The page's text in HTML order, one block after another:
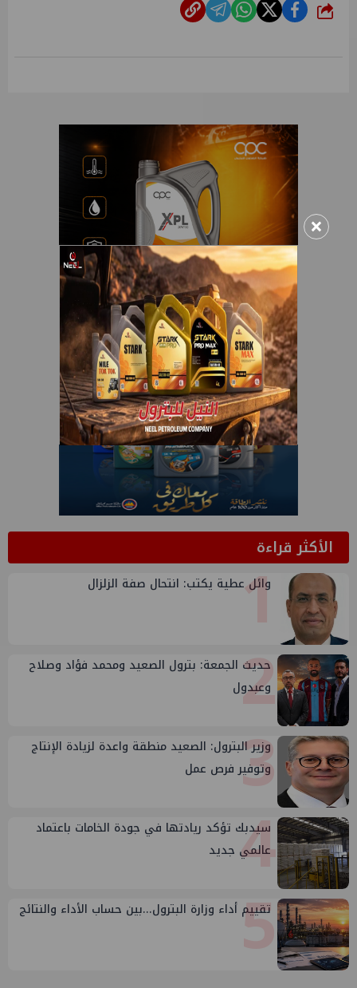
شارك
الأكثر قراءة1
وائل عطية يكتب: انتحال صفة الزلزال
2
حديث الجمعة: بترول الصعيد ومحمد فؤاد وصلاح
وعبدول
3
وزير البترول: الصعيد منطقة واعدة لزيادة الإنتاج
وتوفير فرص عمل
4
سيدبك تؤكد ريادتها في جودة الخامات باعتماد
عالمي جديد
5
تقييم أداء وزارة البترول...بين حساب الأداء والنتائج
×